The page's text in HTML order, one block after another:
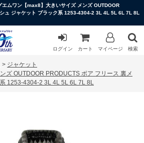
ムワン【max8】大きいサイズ メンズ OUTDOOR
ュ ジャケット ブラック系 1253-4304-2 3L 4L 5L 6L 7L 8L
ログイン カート マイページ 検索
> ジャケット
ズ OUTDOOR PRODUCTS ボア フリース 裏メ
1253-4304-2 3L 4L 5L 6L 7L 8L